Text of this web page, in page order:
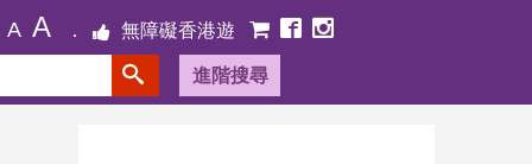
A A 無障礙香港遊
進階搜尋